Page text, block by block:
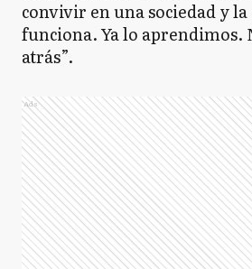
convivir en una sociedad y
funciona. Ya lo aprendimos.
atrás”.
Ads